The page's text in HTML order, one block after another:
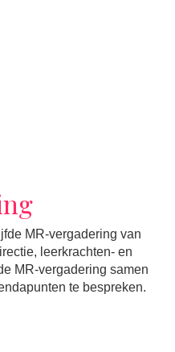
MR-vergadering van
leerkrachten- en
MR-vergadering samen
te bespreken.